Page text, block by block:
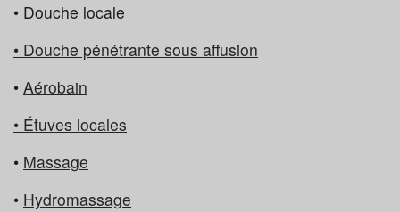
• Douche locale
• Douche pénétrante sous affusion
• Aérobain
• Étuves locales
• Massage
• Hydromassage